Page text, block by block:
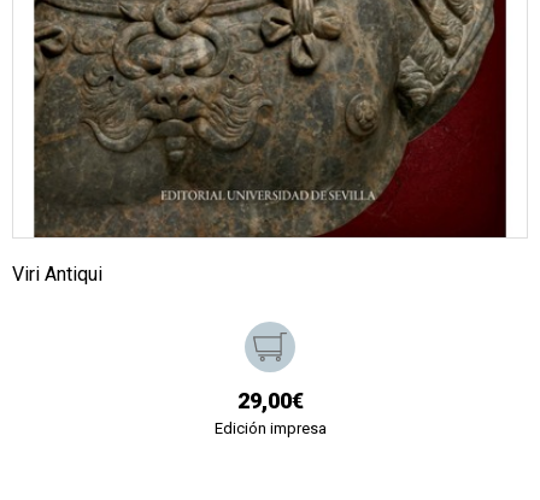
Viri Antiqui
29,00€
Edición impresa